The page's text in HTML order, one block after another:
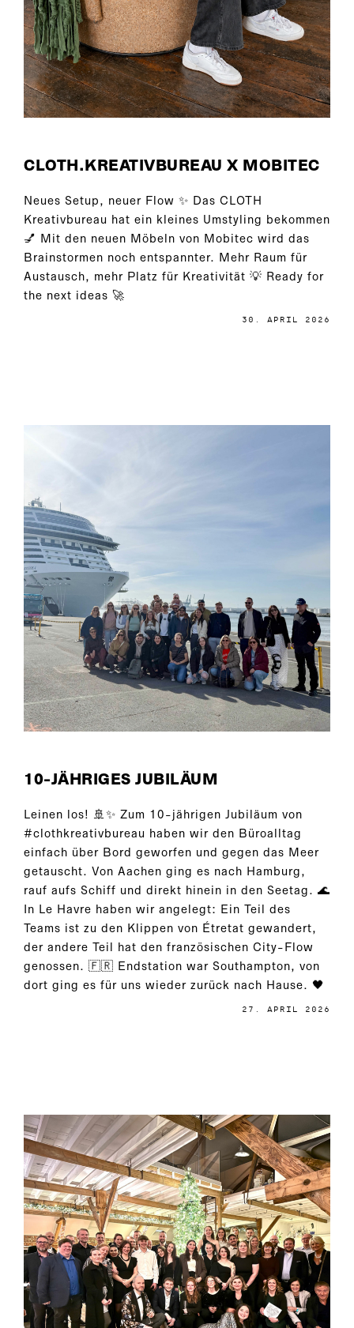
CLOTH.KREATIVBUREAU X MOBITEC
Neues Setup, neuer Flow ✨ Das CLOTH
Kreativbureau hat ein kleines Umstyling bekommen
💅 Mit den neuen Möbeln von Mobitec wird das
Brainstormen noch entspannter. Mehr Raum für
Austausch, mehr Platz für Kreativität 💡 Ready for
the next ideas 🚀
30. APRIL 2026
10-JÄHRIGES JUBILÄUM
Leinen los! 🚢✨ Zum 10-jährigen Jubiläum von
#clothkreativbureau haben wir den Büroalltag
einfach über Bord geworfen und gegen das Meer
getauscht. Von Aachen ging es nach Hamburg,
rauf aufs Schiff und direkt hinein in den Seetag. 🌊
In Le Havre haben wir angelegt: Ein Teil des
Teams ist zu den Klippen von Étretat gewandert,
der andere Teil hat den französischen City-Flow
genossen. 🇫🇷 Endstation war Southampton, von
dort ging es für uns wieder zurück nach Hause. 🖤
27. APRIL 2026